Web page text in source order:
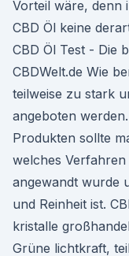
Vorteil wäre, denn
CBD Öl keine
CBD Öl Test - Die
CBDWelt.de Wie
teilweise zu stark
angeboten
Produkten sollte
welches
angewandt wurde
und Reinheit ist.
kristalle
Grüne lichtkraft,